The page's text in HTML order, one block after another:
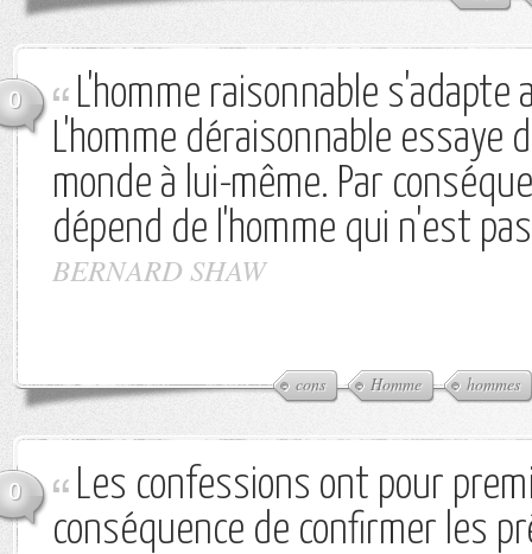
0
L'homme raisonnable s'adapte
L'homme déraisonnable essaye
monde à lui-même. Par
dépend de l'homme qui n'est
BERNARD SHAW
cons Homme hommes
0
Les confessions ont pour
conséquence de confirmer les